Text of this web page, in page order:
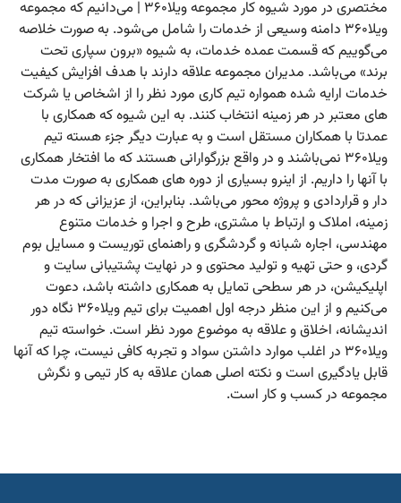
مختصری در مورد شیوه کار مجموعه ویلا۳۶۰ | می‌دانیم که مجموعه
ویلا۳۶۰ دامنه وسیعی از خدمات را شامل می‌شود. به صورت خلاصه
می‌گوییم که قسمت عمده خدمات، به شیوه «برون سپاری تحت
برند» می‌باشد. مدیران مجموعه علاقه دارند با هدف افزایش کیفیت
خدمات ارایه شده همواره تیم کاری مورد نظر را از اشخاص یا شرکت
های معتبر در هر زمینه انتخاب کنند. به این شیوه که همکاری با
عمدتا با همکاران مستقل است و به عبارت دیگر جزء‌ هسته تیم
ویلا۳۶۰ نمی‌باشند و در واقع بزرگوارانی هستند که ما افتخار همکاری
با آنها را داریم. از اینرو بسیاری از دوره های همکاری به صورت مدت
دار و قراردادی و پروژه محور می‌باشد. بنابراین، از عزیزانی که در هر
زمینه، املاک و ارتباط با مشتری، طرح و اجرا و خدمات متنوع
مهندسی، اجاره شبانه و گردشگری و راهنمای توریست و مسایل بوم
گردی، و حتی تهیه و تولید محتوی و در نهایت پشتیبانی سایت و
اپلیکیشن، در هر سطحی تمایل به همکاری داشته باشد، دعوت
می‌کنیم و از این منظر درجه اول اهمیت برای تیم ویلا۳۶۰ نگاه دور
اندیشانه، اخلاق و علاقه به موضوع مورد نظر است. خواسته تیم
ویلا۳۶۰ در اغلب موارد داشتن سواد و تجربه کافی نیست، چرا که آنها
قابل یادگیری است و نکته اصلی همان علاقه به کار تیمی و نگرش
مجموعه در کسب و کار است.